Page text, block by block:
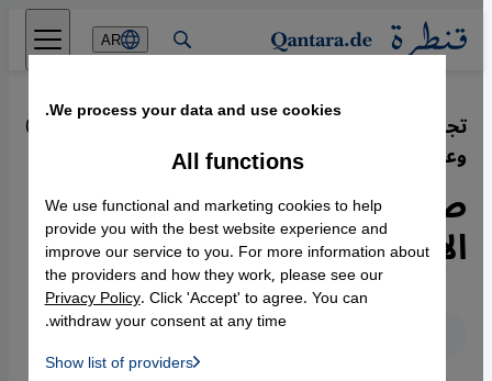
Direkt zum Inhalt springen
AR
تجربة الألمانية كريستيانه باكر مع الصوم
وعيد الفطر
·
02.07.2013
صيام رمضان...اختبار لقوة
الإرادة وتطهير للجسد والروح
We process your data and use cookies.
All functions
We use functional and marketing cookies to help
provide you with the best website experience and
improve our service to you. For more information about
the providers and how they work, please see our
Privacy Policy. Click 'Accept' to agree. You can
withdraw your consent at any time.
Show list of providers